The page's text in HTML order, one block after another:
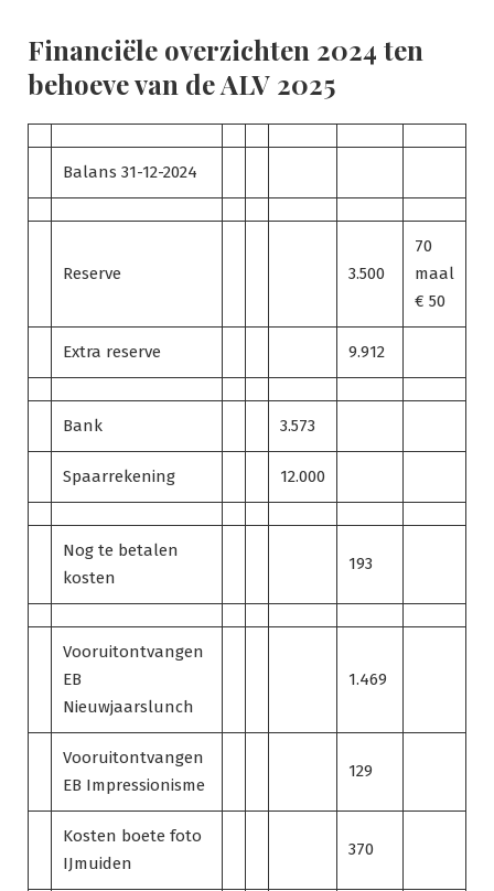
naar
inhoud
Financiële overzichten 2024 ten
behoeve van de ALV 2025
Balans 31-12-2024
Reserve 3.500
70
maal
€ 50
Extra reserve 9.912
Bank 3.573
Spaarrekening 12.000
Nog te betalen
kosten
193
Vooruitontvangen
EB
Nieuwjaarslunch
1.469
Vooruitontvangen
EB Impressionisme
129
Kosten boete foto
IJmuiden
370